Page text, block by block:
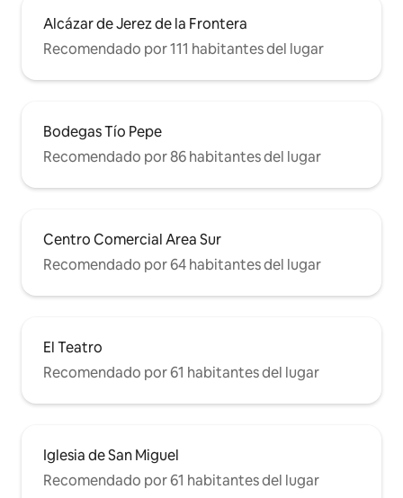
Alcázar de Jerez de la Frontera
Recomendado por 111 habitantes del lugar
Bodegas Tío Pepe
Recomendado por 86 habitantes del lugar
Centro Comercial Area Sur
Recomendado por 64 habitantes del lugar
El Teatro
Recomendado por 61 habitantes del lugar
Iglesia de San Miguel
Recomendado por 61 habitantes del lugar